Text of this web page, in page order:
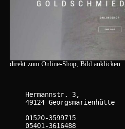
direkt zum Online-Shop, Bild anklicken